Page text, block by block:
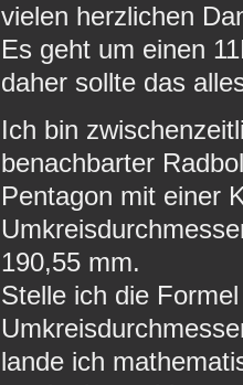
vielen herzlichen
Es geht um einen
daher sollte das
Ich bin
benachbarter
Pentagon mit einer
190,55 mm.
Stelle ich die
lande ich